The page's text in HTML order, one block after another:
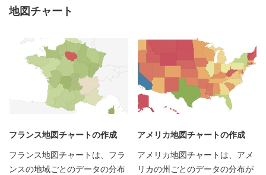
地図チャート
フランス地図チャートの作成
フランス地図チャートは、フラ
ンスの地域ごとのデータの分布
アメリカ地図チャートの作成
アメリカ地図チャートは、アメ
リカの州ごとのデータの分布が